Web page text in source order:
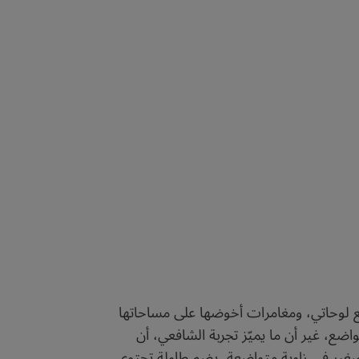
لوحاتي، ومغامرات أخوضها على مساحاتها
غير أن ما يميّز تجربة الشافعي، أن